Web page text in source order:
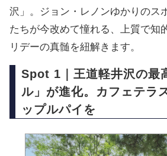
沢」。ジョン・レノンゆかりのス
たちが今改めて憧れる、上質で知
リデーの真髄を紐解きます。
Spot 1｜王道軽井沢の最
ル」が進化。カフェテラ
ップルパイを